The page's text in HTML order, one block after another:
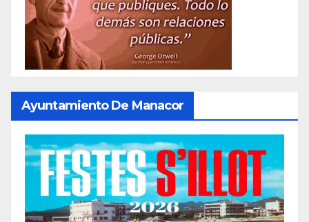
Ayuntamiento De Manacor